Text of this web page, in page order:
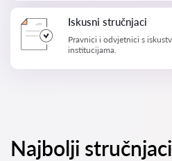
Iskusni stručnjaci
Pravnici i odvjetnici s
institucijama.
Najbolji stručnjaci